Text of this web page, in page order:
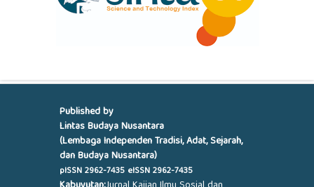
Published by
Lintas Budaya Nusantara
(Lembaga Independen Tradisi, Adat, Sejarah,
dan Budaya Nusantara)
pISSN2962-7435 eISSN2962-7435